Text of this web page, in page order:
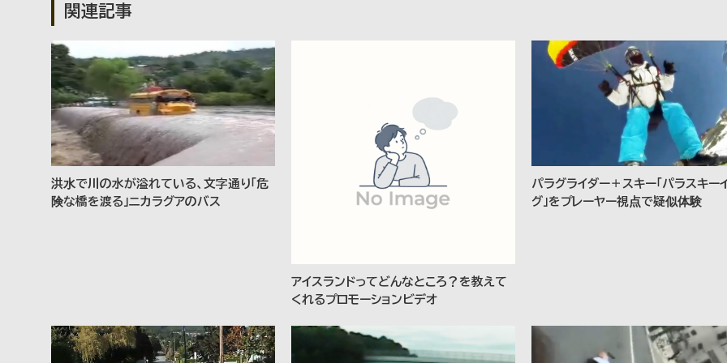
関連記事
洪水で川の水が溢れている、文字通り「危
険な橋を渡る」ニカラグアのバス
アイスランドってどんなところ？を教えて
くれるプロモーションビデオ
パラグライダー＋スキー「パラスキー
グ」をプレーヤー視点で疑似体験